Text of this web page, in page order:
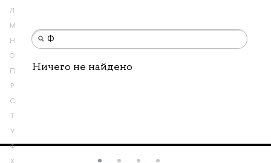
Л
М
Н
О
П
Р
С
Т
У
Ф
Х
Ничего не найдено